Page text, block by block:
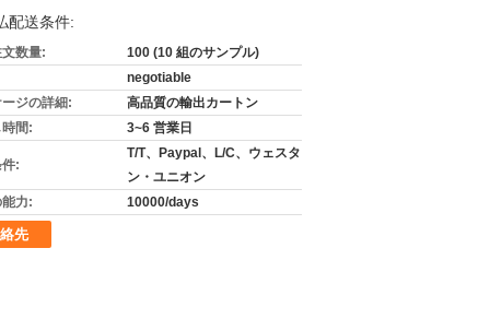
配送条件:
数量:
100 (10 組のサンプル)
negotiable
ジの詳細:
高品質の輸出カートン
間:
3~6 営業日
:
T/T、Paypal、L/C、ウェスタ
ン・ユニオン
力:
10000/days
先